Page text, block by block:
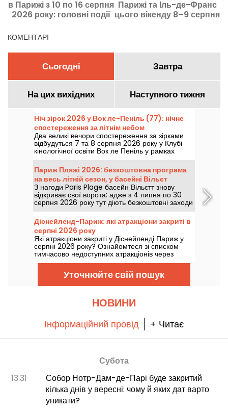
в Парижі з 10 по 16 серпня
2026 року: головні події
Парижі та Іль-де-Франс
цього вікенду 8–9 серпня
КОМЕНТАРІ
Сьогодні Завтра
На цих вихідних Наступного тижня
Ніч зірок 2026 у Вок ле-Пеніль (77): нічне
спостереження за літнім небом
Два великі вечори спостереження за зірками
відбудуться 7 та 8 серпня 2026 року у Клубі
кінологічної освіти Вок ле Пеніль у рамках
нового випуску Ночей зірок.
Париж Пляжі 2026: безкоштовна програма
на весь літній сезон, у басейні Вільєт
З нагоди Paris Plage басейн Вільєтт знову
відкриває свої ворота: адже з 4 липня по 30
серпня 2026 року тут діють безкоштовні заходи
для малих і великих, але головне — це чудове
місце для купання.
Діснейленд-Париж: які атракціони закриті в
серпні 2026 року
Які атракціони закриті у Діснейленді Париж у
серпні 2026 року? Ознайомтеся зі списком
тимчасово недоступних атракціонів через
техобслуговування або реконструкцію, аби
спланувати ваш візит до парків Діснея.
Уточнюйте свій пошук
НОВИНИ
Інформаційний провід + Читає
Субота
13:31
Собор Нотр-Дам-де-Парі буде закритий
кілька днів у вересні: чому й яких дат варто
уникати?